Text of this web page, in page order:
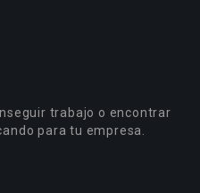
trabajo o encontrar
para tu empresa.